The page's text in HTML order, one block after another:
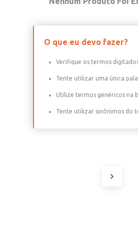
O que eu devo fazer?
Verifique os termos
Tente utilizar uma única
Utilize termos genéricos na
Tente utilizar sinônimos do